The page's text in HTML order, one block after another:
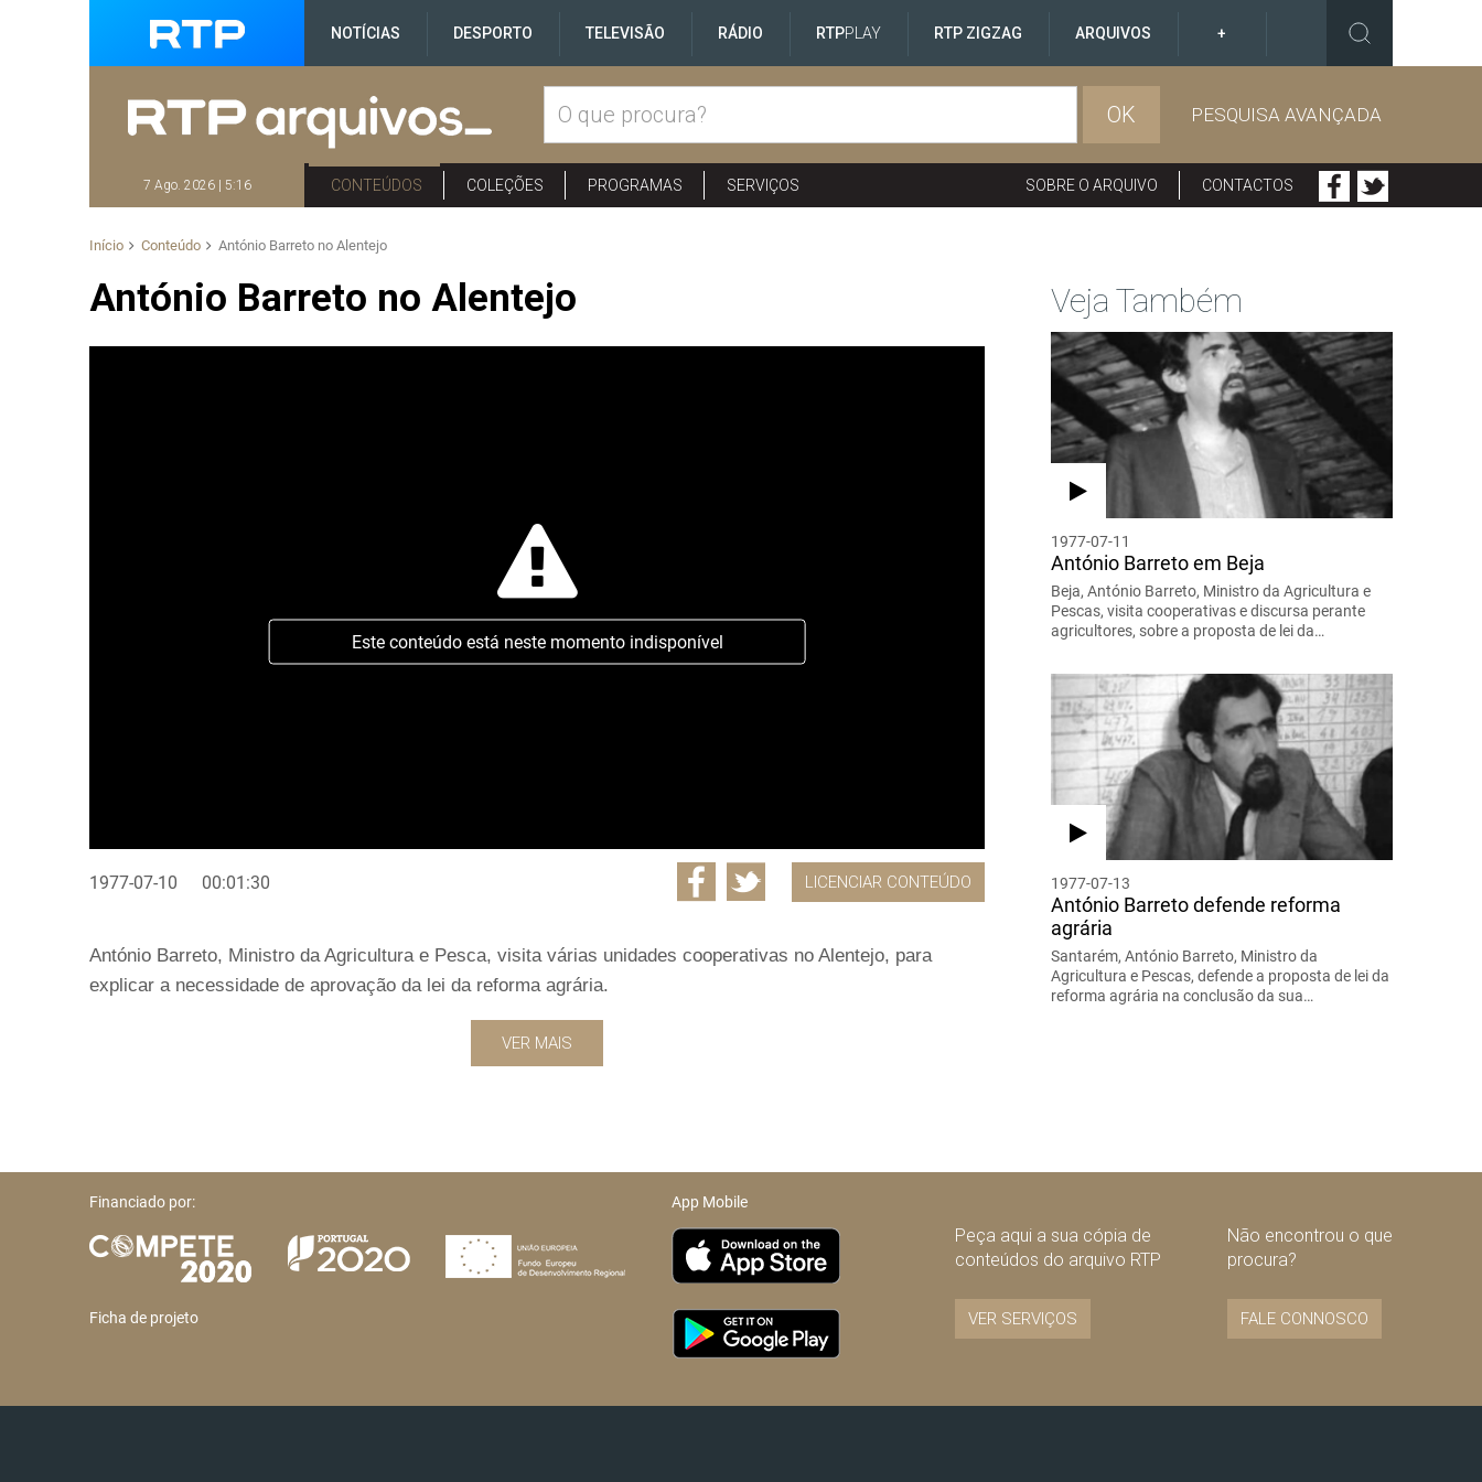
NOTÍCIAS DESPORTO TELEVISÃO RÁDIO RTPPLAY RTP ZIGZAG ARQUIVOS +
OK PESQUISA AVANÇADA
7 Ago. 2026 | 5:16 CONTEÚDOS COLEÇÕES PROGRAMAS SERVIÇOS SOBRE O ARQUIVO CONTACTOS
Início Conteúdo António Barreto no Alentejo
António Barreto no Alentejo
Este conteúdo está neste momento indisponível
1977-07-10 00:01:30 LICENCIAR CONTEÚDO
António Barreto, Ministro da Agricultura e Pesca, visita várias unidades cooperativas no Alentejo, para
explicar a necessidade de aprovação da lei da reforma agrária.
VER MAIS
Veja Também
1977-07-11
António Barreto em Beja
Beja, António Barreto, Ministro da Agricultura e
Pescas, visita cooperativas e discursa perante
agricultores, sobre a proposta de lei da…
1977-07-13
António Barreto defende reforma
agrária
Santarém, António Barreto, Ministro da
Agricultura e Pescas, defende a proposta de lei da
reforma agrária na conclusão da sua…
Financiado por:
Ficha de projeto
App Mobile
Peça aqui a sua cópia de
conteúdos do arquivo RTP
VER SERVIÇOS
Não encontrou o que
procura?
FALE CONNOSCO